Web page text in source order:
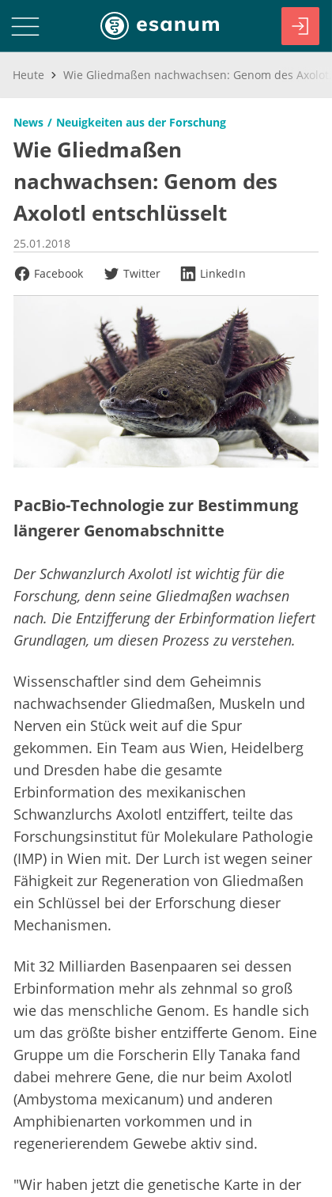
Heute
News Neuigkeiten aus der Forschung
Wie Gliedmaßen
nachwachsen: Genom des
Axolotl entschlüsselt
25.01.2018
Facebook
Twitter LinkedIn
PacBio-Technologie zur Bestimmung
längerer Genomabschnitte
Der Schwanzlurch Axolotl ist wichtig für die
Forschung, denn seine Gliedmaßen wachsen
nach. Die Entzifferung der Erbinformation liefert
Grundlagen, um diesen Prozess zu verstehen.
Wissenschaftler sind dem Geheimnis
nachwachsender Gliedmaßen, Muskeln und
Nerven ein Stück weit auf die Spur
gekommen. Ein Team aus Wien, Heidelberg
und Dresden habe die gesamte
Erbinformation des mexikanischen
Schwanzlurchs Axolotl entziffert, teilte das
Forschungsinstitut für Molekulare Pathologie
(IMP) in Wien mit. Der Lurch ist wegen seiner
Fähigkeit zur Regeneration von Gliedmaßen
ein Schlüssel bei der Erforschung dieser
Mechanismen.
Mit 32 Milliarden Basenpaaren sei dessen
Erbinformation mehr als zehnmal so groß
wie das menschliche Genom. Es handle sich
um das größte bisher entzifferte Genom. Eine
Gruppe um die Forscherin Elly Tanaka fand
dabei mehrere Gene, die nur beim Axolotl
(Ambystoma mexicanum) und anderen
Amphibienarten vorkommen und in
regenerierendem Gewebe aktiv sind.
"Wir haben jetzt die genetische Karte in der